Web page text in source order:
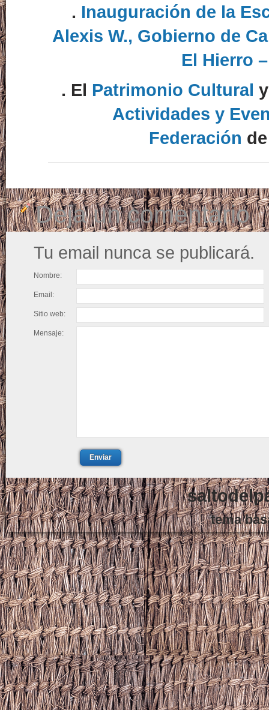
. Inauguración de la
Alexis W., Gobierno de
El Hierro
. El Patrimonio Cultural
Actividades y
Federación
Deja un comentario
Tu email nunca se publicará.
Nombre:
Email:
Sitio web:
Mensaje:
Enviar
tema